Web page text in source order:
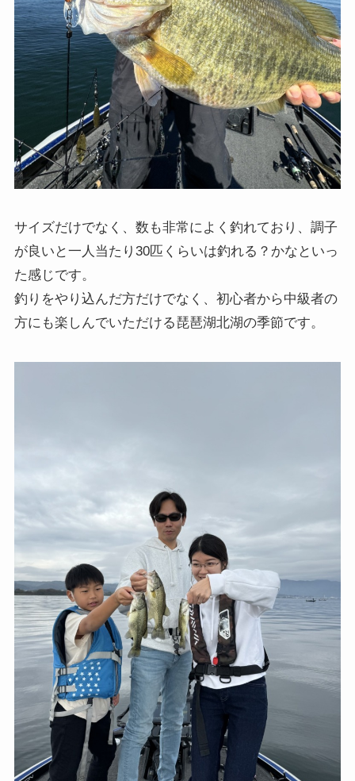
サイズだけでなく、数も非常によく釣れており、調子
が良いと一人当たり30匹くらいは釣れる？かなといっ
た感じです。
釣りをやり込んだ方だけでなく、初心者から中級者の
方にも楽しんでいただける琵琶湖北湖の季節です。